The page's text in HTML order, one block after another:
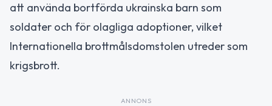
att använda bortförda ukrainska barn som
soldater och för olagliga adoptioner, vilket
Internationella brottmålsdomstolen utreder som
krigsbrott.
ANNONS